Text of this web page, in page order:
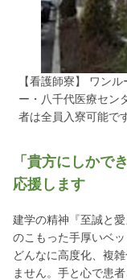
【看護師寮】 ワンル
ー・八千代医療セン
者は全員入寮可能です
「貴方にしかで
応援します
建学の精神『至誠と
のこもった手厚いベ
どんなに高度化、複
ません。手と心で患